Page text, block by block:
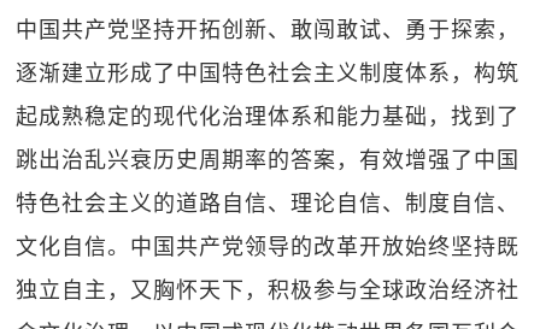
中国共产党坚持开拓创新、敢闯敢试、勇于探索，
逐渐建立形成了中国特色社会主义制度体系，构筑
起成熟稳定的现代化治理体系和能力基础，找到了
跳出治乱兴衰历史周期率的答案，有效增强了中国
特色社会主义的道路自信、理论自信、制度自信、
文化自信。中国共产党领导的改革开放始终坚持既
独立自主，又胸怀天下，积极参与全球政治经济社